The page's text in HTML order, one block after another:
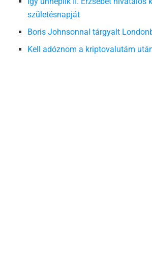
születésnapját
Boris Johnsonnal tárgyalt
Kell adóznom a kriptovalutám